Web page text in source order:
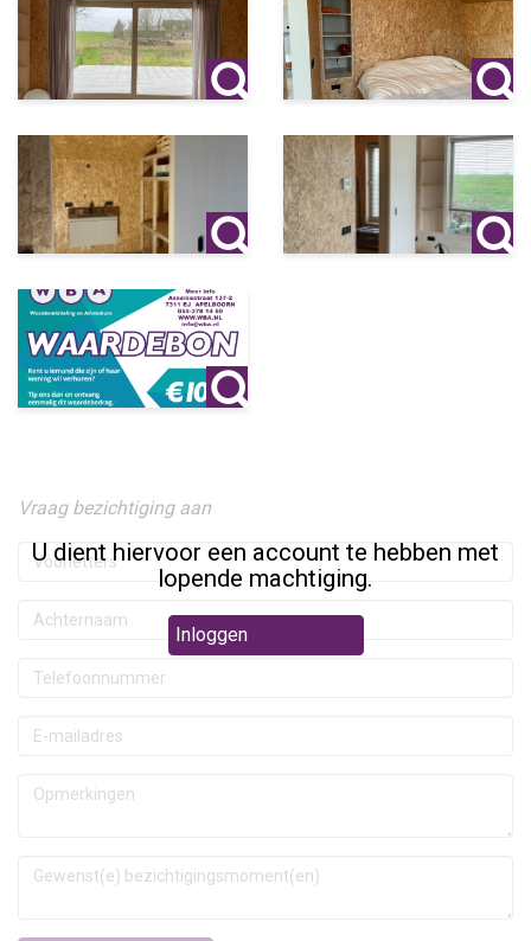
U dient hiervoor een account te hebben met
lopende machtiging.
Inloggen
Vraag bezichtiging aan